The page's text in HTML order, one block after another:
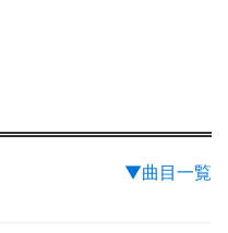
▼曲目一覧